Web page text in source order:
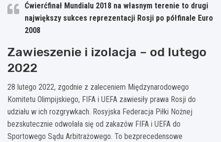
Ćwierćfinał Mundialu 2018 na własnym terenie to drugi
największy sukces reprezentacji Rosji po półfinale Euro
2008
Zawieszenie i izolacja – od lutego
2022
28 lutego 2022, zgodnie z zaleceniem Międzynarodowego
Komitetu Olimpijskiego, FIFA i UEFA zawiesiły prawa Rosji do
udziału w ich rozgrywkach. Rosyjska Federacja Piłki Nożnej
bezskutecznie odwołała się od zakazów FIFA i UEFA do
Sportowego Sądu Arbitrażowego. To bezprecedensowe